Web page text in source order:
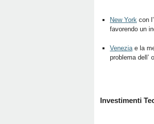
New York con
favorendo un
Veneziae la
problema dell’
Investimenti